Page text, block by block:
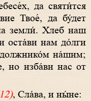
Твое́, да бу́дет
земли́. Хлеб наш
оста́ви нам до́лги
на́шим;
но изба́ви нас от
, Сла́ва, и ны́не: